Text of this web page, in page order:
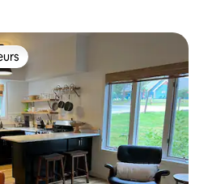
les plus appréciés